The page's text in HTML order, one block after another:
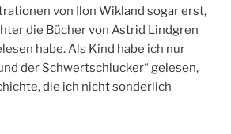
von Ilon Wikland sogar erst,
die Bücher von Astrid Lindgren
habe. Als Kind habe ich nur
der Schwertschlucker“ gelesen,
die ich nicht sonderlich